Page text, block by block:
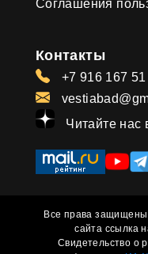
Соглашения
Контакты
+7 916 167
Читайте нас
Все права
сайта ссылка
Свидетельство о